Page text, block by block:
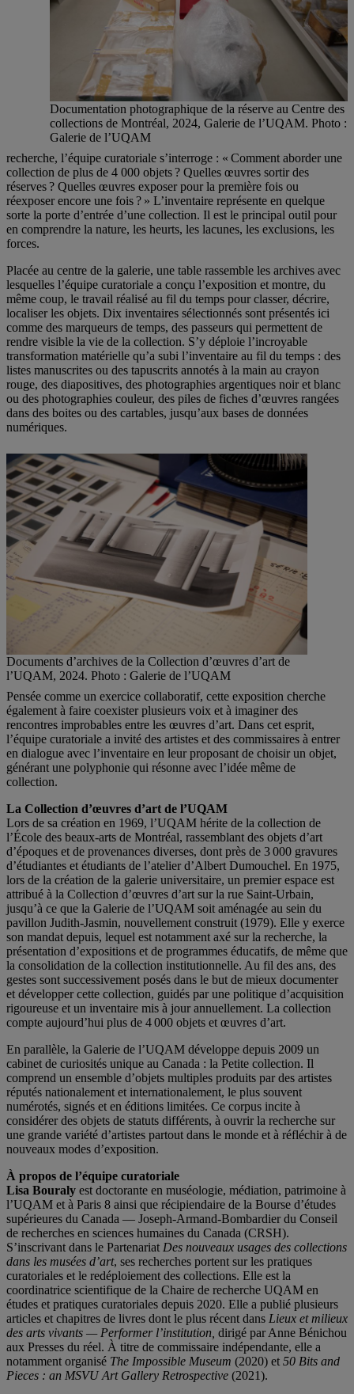
Documentation photographique de la réserve au Centre des
collections de Montréal, 2024, Galerie de l’UQAM. Photo :
Galerie de l’UQAM
recherche, l’équipe curatoriale s’interroge : « Comment aborder une
collection de plus de 4 000 objets ? Quelles œuvres sortir des
réserves ? Quelles œuvres exposer pour la première fois ou
réexposer encore une fois ? » L’inventaire représente en quelque
sorte la porte d’entrée d’une collection. Il est le principal outil pour
en comprendre la nature, les heurts, les lacunes, les exclusions, les
forces.
Placée au centre de la galerie, une table rassemble les archives avec
lesquelles l’équipe curatoriale a conçu l’exposition et montre, du
même coup, le travail réalisé au fil du temps pour classer, décrire,
localiser les objets. Dix inventaires sélectionnés sont présentés ici
comme des marqueurs de temps, des passeurs qui permettent de
rendre visible la vie de la collection. S’y déploie l’incroyable
transformation matérielle qu’a subi l’inventaire au fil du temps : des
listes manuscrites ou des tapuscrits annotés à la main au crayon
rouge, des diapositives, des photographies argentiques noir et blanc
ou des photographies couleur, des piles de fiches d’œuvres rangées
dans des boites ou des cartables, jusqu’aux bases de données
numériques.
Documents d’archives de la Collection d’œuvres d’art de
l’UQAM, 2024. Photo : Galerie de l’UQAM
Pensée comme un exercice collaboratif, cette exposition cherche
également à faire coexister plusieurs voix et à imaginer des
rencontres improbables entre les œuvres d’art. Dans cet esprit,
l’équipe curatoriale a invité des artistes et des commissaires à entrer
en dialogue avec l’inventaire en leur proposant de choisir un objet,
générant une polyphonie qui résonne avec l’idée même de
collection.
La Collection d’œuvres d’art de l’UQAM
Lors de sa création en 1969, l’UQAM hérite de la collection de
l’École des beaux-arts de Montréal, rassemblant des objets d’art
d’époques et de provenances diverses, dont près de 3 000 gravures
d’étudiantes et étudiants de l’atelier d’Albert Dumouchel. En 1975,
lors de la création de la galerie universitaire, un premier espace est
attribué à la Collection d’œuvres d’art sur la rue Saint-Urbain,
jusqu’à ce que la Galerie de l’UQAM soit aménagée au sein du
pavillon Judith-Jasmin, nouvellement construit (1979). Elle y exerce
son mandat depuis, lequel est notamment axé sur la recherche, la
présentation d’expositions et de programmes éducatifs, de même que
la consolidation de la collection institutionnelle. Au fil des ans, des
gestes sont successivement posés dans le but de mieux documenter
et développer cette collection, guidés par une politique d’acquisition
rigoureuse et un inventaire mis à jour annuellement. La collection
compte aujourd’hui plus de 4 000 objets et œuvres d’art.
En parallèle, la Galerie de l’UQAM développe depuis 2009 un
cabinet de curiosités unique au Canada : la Petite collection. Il
comprend un ensemble d’objets multiples produits par des artistes
réputés nationalement et internationalement, le plus souvent
numérotés, signés et en éditions limitées. Ce corpus incite à
considérer des objets de statuts différents, à ouvrir la recherche sur
une grande variété d’artistes partout dans le monde et à réfléchir à de
nouveaux modes d’exposition.
À propos de l’équipe curatoriale
Lisa Bouraly est doctorante en muséologie, médiation, patrimoine à
l’UQAM et à Paris 8 ainsi que récipiendaire de la Bourse d’études
supérieures du Canada — Joseph-Armand-Bombardier du Conseil
de recherches en sciences humaines du Canada (CRSH).
S’inscrivant dans le Partenariat Des nouveaux usages des collections
dans les musées d’art, ses recherches portent sur les pratiques
curatoriales et le redéploiement des collections. Elle est la
coordinatrice scientifique de la Chaire de recherche UQAM en
études et pratiques curatoriales depuis 2020. Elle a publié plusieurs
articles et chapitres de livres dont le plus récent dans Lieux et milieux
des arts vivants — Performer l’institution, dirigé par Anne Bénichou
aux Presses du réel. À titre de commissaire indépendante, elle a
notamment organisé The Impossible Museum (2020) et 50 Bits and
Pieces : an MSVU Art Gallery Retrospective (2021).